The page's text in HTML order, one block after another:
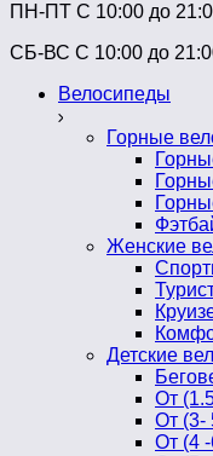
ПН-ПТ C 10:00 до
СБ-ВС С 10:00 до
Велосипеды
Горные
Женские
Детские
От
От (3-
От (4